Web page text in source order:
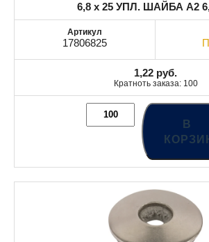
6,8 x 25 УПЛ. ШАЙБА A2
17806825
1,22 руб.
Кратноть заказа: 100
В